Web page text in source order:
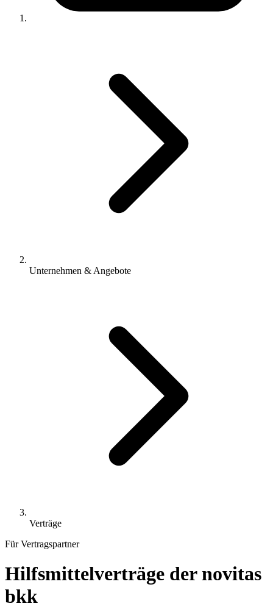
Unternehmen & Angebote
Verträge
Für Vertragspartner
Hilfsmittelverträge der novitas
bkk